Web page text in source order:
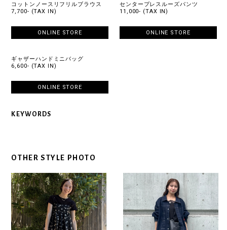
コットンノースリフリルブラウス
7,700- (TAX IN)
ONLINE STORE
センタープレスルーズパンツ
11,000- (TAX IN)
ONLINE STORE
ギャザーハンドミニバッグ
6,600- (TAX IN)
ONLINE STORE
KEYWORDS
OTHER STYLE PHOTO